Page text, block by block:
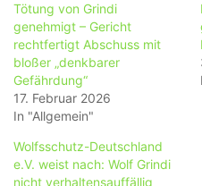
Tötung von Grindi
genehmigt – Gericht
rechtfertigt Abschuss mit
bloßer „denkbarer
Gefährdung“
17. Februar 2026
In "Allgemein"
Wolfsschutz-Deutschland
e.V. weist nach: Wolf Grindi
nicht verhaltensauffällig